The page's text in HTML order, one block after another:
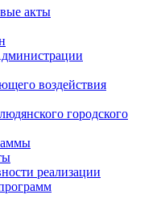
акты
воздействия
городского
реализации